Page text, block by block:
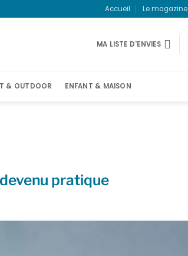
Accueil Le magazine
MA LISTE D'ENVIES
& OUTDOOR ENFANT & MAISON
pratique